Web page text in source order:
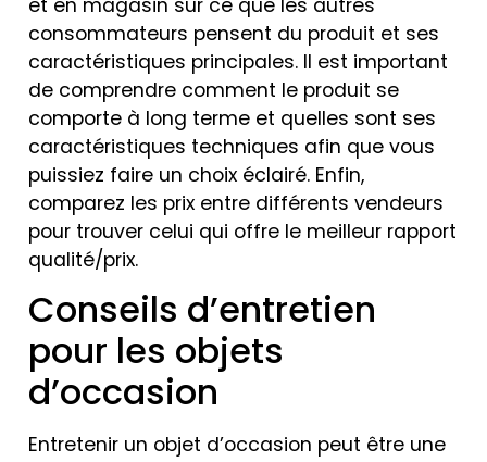
et en magasin sur ce que les autres
consommateurs pensent du produit et ses
caractéristiques principales. Il est important
de comprendre comment le produit se
comporte à long terme et quelles sont ses
caractéristiques techniques afin que vous
puissiez faire un choix éclairé. Enfin,
comparez les prix entre différents vendeurs
pour trouver celui qui offre le meilleur rapport
qualité/prix.
Conseils d’entretien
pour les objets
d’occasion
Entretenir un objet d’occasion peut être une